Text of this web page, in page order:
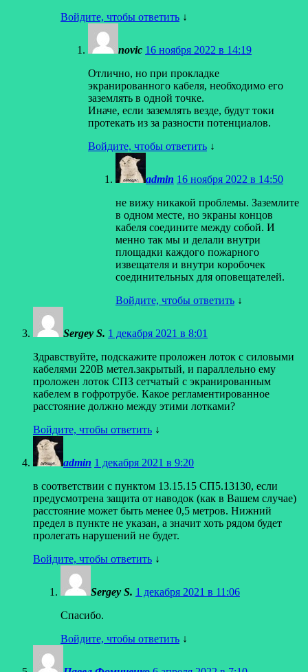
Войдите, чтобы ответить ↓
novic 16 ноября 2022 в 14:19
Отлично, но при прокладке
экранированного кабеля, необходимо его
заземлять в одной точке.
Иначе, если заземлять везде, будут токи
протекать из за разности потенциалов.
Войдите, чтобы ответить ↓
admin 16 ноября 2022 в 14:50
не вижу никакой проблемы. Заземлите
в одном месте, но экраны концов
кабеля соедините между собой. И
менно так мы и делали внутри
площадки каждого пожарного
извещателя и внутри коробочек
соединительных для оповещателей.
Войдите, чтобы ответить ↓
Sergey S. 1 декабря 2021 в 8:01
Здравствуйте, подскажите проложен лоток с силовыми
кабелями 220В метел.закрытый, и параллельно ему
проложен лоток СПЗ сетчатый с экранированным
кабелем в гофротрубе. Какое регламентированное
расстояние должно между этими лотками?
Войдите, чтобы ответить ↓
admin 1 декабря 2021 в 9:20
в соответствии с пунктом 13.15.15 СП5.13130, если
предусмотрена защита от наводок (как в Вашем случае)
расстояние может быть менее 0,5 метров. Нижний
предел в пункте не указан, а значит хоть рядом будет
пролегать нарушений не будет.
Войдите, чтобы ответить ↓
Sergey S. 1 декабря 2021 в 11:06
Спасибо.
Войдите, чтобы ответить ↓